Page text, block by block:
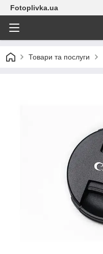
Fotoplivka.ua
Товари та послуги